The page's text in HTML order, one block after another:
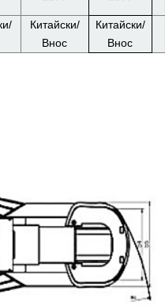
Китайски/
Внос
Китайски/
Внос